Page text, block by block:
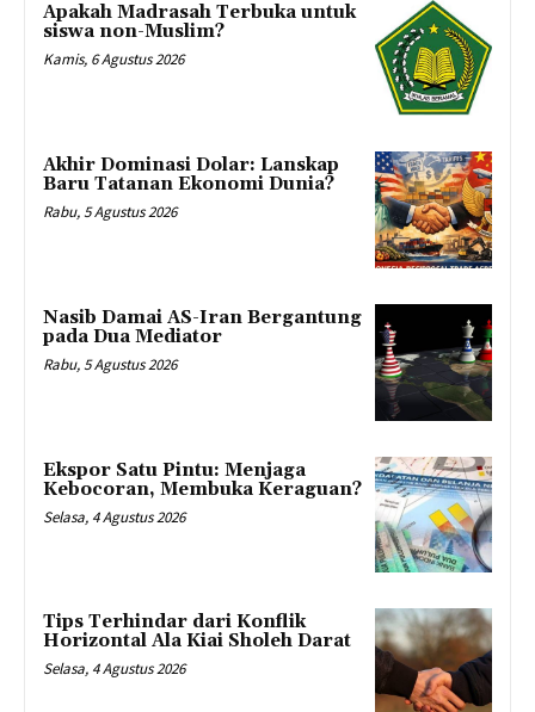
Apakah Madrasah Terbuka untuk
siswa non-Muslim?
Kamis, 6 Agustus 2026
Akhir Dominasi Dolar: Lanskap
Baru Tatanan Ekonomi Dunia?
Rabu, 5 Agustus 2026
Nasib Damai AS-Iran Bergantung
pada Dua Mediator
Rabu, 5 Agustus 2026
Ekspor Satu Pintu: Menjaga
Kebocoran, Membuka Keraguan?
Selasa, 4 Agustus 2026
Tips Terhindar dari Konflik
Horizontal Ala Kiai Sholeh Darat
Selasa, 4 Agustus 2026